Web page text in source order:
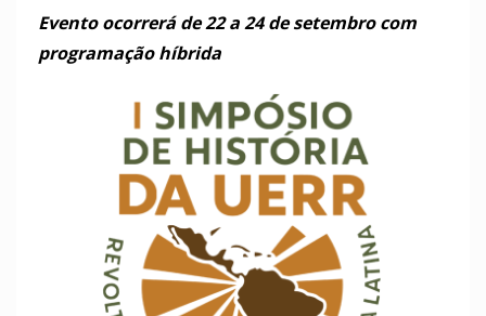
Evento ocorrerá de 22 a 24 de setembro com
programação híbrida